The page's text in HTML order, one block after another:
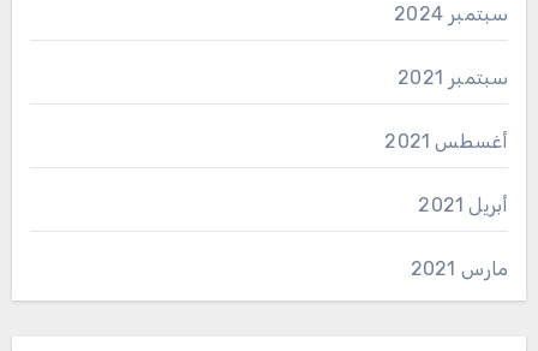
سبتمبر 2024
سبتمبر 2021
أغسطس 2021
أبريل 2021
مارس 2021